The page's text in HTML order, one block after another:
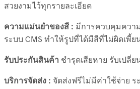
สวยงามไว้ทุกรายละเอียด
ความแม่นยำของสี : มีการควบคุมควา
ระบบ CMS ทำให้รูปที่ได้มีสีที่ไม่ผิดเพี้ย
รับประกันสินค้า ชำรุดเสียหาย รับเปลี่
บริการจัดส่ง : จัดส่งฟรีไม่มีค่าใช้จ่าย ร